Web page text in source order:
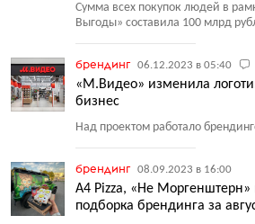
Сумма всех покупок людей в
Выгоды» составила 100 млрд
брендинг 06.12.2023 в 05:40
«М.Видео» изменила
бизнес
Над проектом работало
брендинг 08.09.2023 в 16:00
А4 Pizza, «Не Моргенштерн»
подборка брендинга за